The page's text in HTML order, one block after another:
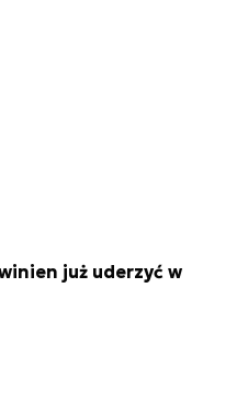
już uderzyć w